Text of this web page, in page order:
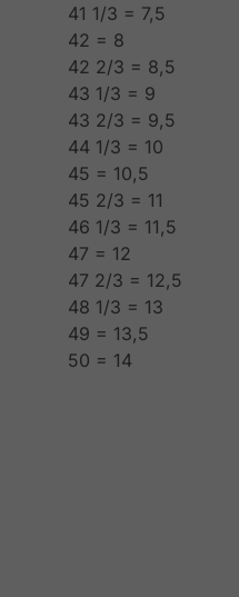
41 1/3 = 7,5
42 = 8
42 2/3 = 8,5
43 1/3 = 9
43 2/3 = 9,5
44 1/3 = 10
45 = 10,5
45 2/3 = 11
46 1/3 = 11,5
47 = 12
47 2/3 = 12,5
48 1/3 = 13
49 = 13,5
50 = 14